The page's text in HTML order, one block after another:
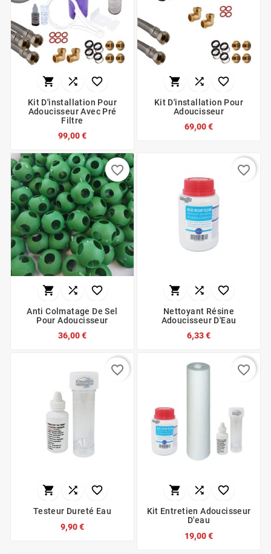
  
Kit D'installation Pour
Adoucisseur Avec Pré
Filtre
99,00 €
  
Kit D'installation Pour
Adoucisseur
69,00 €
  
Anti Colmatage De Sel
Pour Adoucisseur
36,00 €
favorite_border
  
Nettoyant Résine
Adoucisseur D'Eau
6,33 €
favorite_border
  
Testeur Dureté Eau
9,90 €
favorite_border
  
Kit Entretien Adoucisseur
D'eau
19,00 €
favorite_border